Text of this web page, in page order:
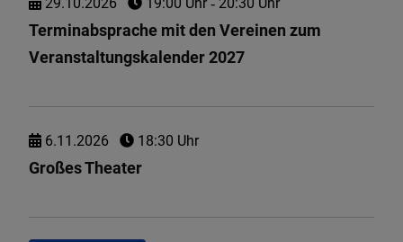
Terminabsprache mit den Vereinen zum
Veranstaltungskalender 2027
6.11.2026 18:30 Uhr
Großes Theater